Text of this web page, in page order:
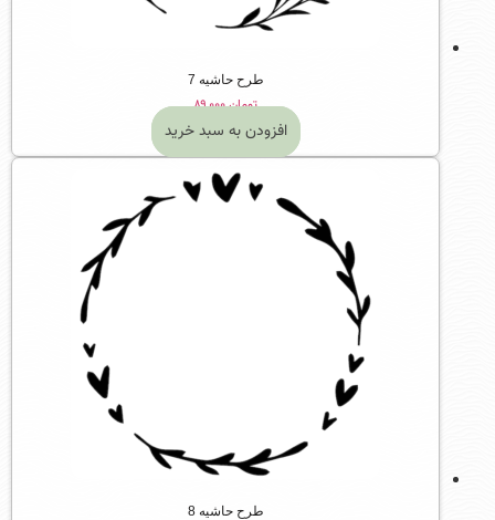
طرح حاشیه 7
تومان۸۹,۰۰۰
افزودن به سبد خرید
طرح حاشیه 8